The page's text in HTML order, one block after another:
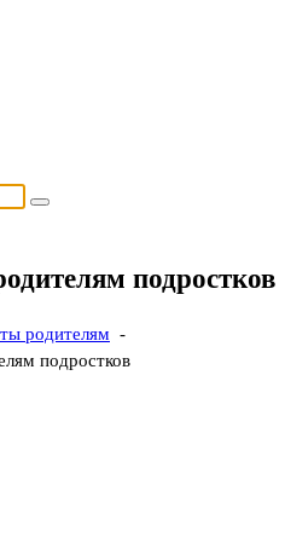
подростков
родителям -
подростков